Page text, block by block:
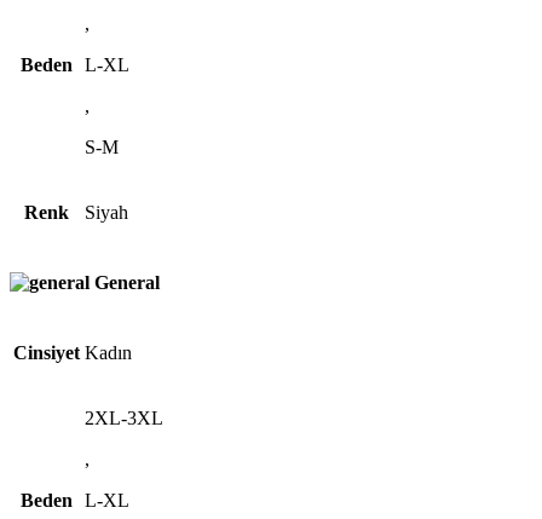
Beden
,
L-XL
,
S-M
Renk Siyah
General
Cinsiyet Kadın
Beden
2XL-3XL
,
L-XL